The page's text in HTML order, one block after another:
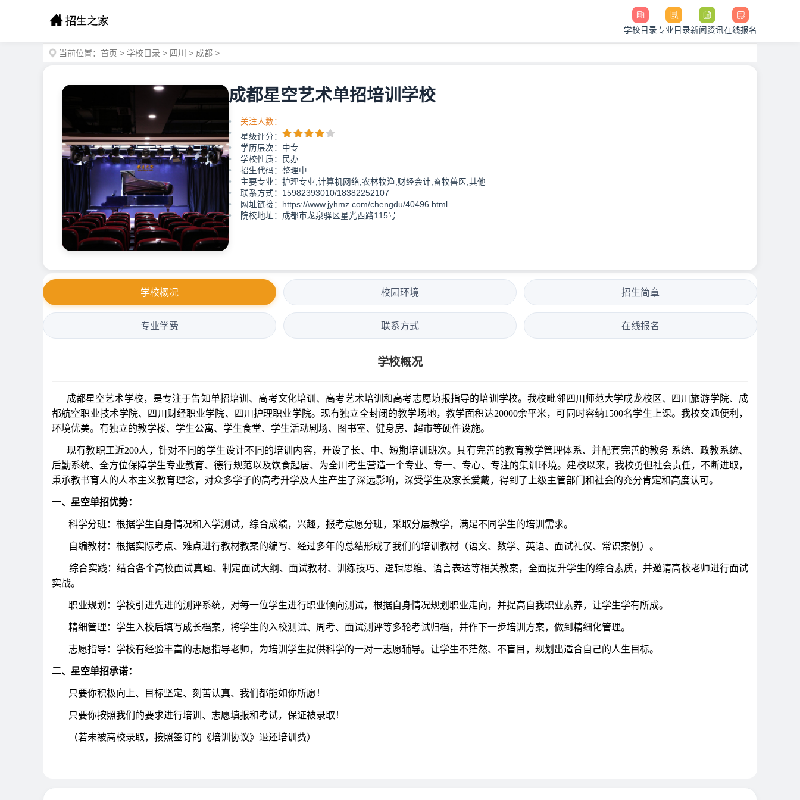
学校目录专业目录新闻资讯在线报名
当前位置： 首页 > 学校目录 > 四川 > 成都 >
成都星空艺术单招培训学校
关注人数：
星级评分：
学历层次：中专
学校性质：民办
招生代码：整理中
主要专业：护理专业,计算机网络,农林牧渔,财经会计,畜牧兽医,其他
联系方式：15982393010/18382252107
网址链接：https://www.jyhmz.com/chengdu/40496.html
院校地址：成都市龙泉驿区星光西路115号
学校概况 校园环境 招生简章
专业学费 联系方式 在线报名
学校概况
成都星空艺术学校，是专注于告知单招培训、高考文化培训、高考艺术培训和高考志愿填报指导的培训学校。我校毗邻四川师范大学成龙校区、四川旅游学院、成
都航空职业技术学院、四川财经职业学院、四川护理职业学院。现有独立全封闭的教学场地，教学面积达20000余平米，可同时容纳1500名学生上课。我校交通便利，
环境优美。有独立的教学楼、学生公寓、学生食堂、学生活动剧场、图书室、健身房、超市等硬件设施。
现有教职工近200人，针对不同的学生设计不同的培训内容，开设了长、中、短期培训班次。具有完善的教育教学管理体系、并配套完善的教务 系统、政教系统、
后勤系统、全方位保障学生专业教育、德行规范以及饮食起居、为全川考生营造一个专业、专一、专心、专注的集训环境。建校以来，我校勇但社会责任，不断进取，
秉承教书育人的人本主义教育理念，对众多学子的高考升学及人生产生了深远影响，深受学生及家长爱戴，得到了上级主管部门和社会的充分肯定和高度认可。
一、星空单招优势：
科学分班：根据学生自身情况和入学测试，综合成绩，兴趣，报考意愿分班，采取分层教学，满足不同学生的培训需求。
自编教材：根据实际考点、难点进行教材教案的编写、经过多年的总结形成了我们的培训教材（语文、数学、英语、面试礼仪、常识案例）。
综合实践：结合各个高校面试真题、制定面试大纲、面试教材、训练技巧、逻辑思维、语言表达等相关教案，全面提升学生的综合素质，并邀请高校老师进行面试
实战。
职业规划：学校引进先进的测评系统，对每一位学生进行职业倾向测试，根据自身情况规划职业走向，并提高自我职业素养，让学生学有所成。
精细管理：学生入校后填写成长档案，将学生的入校测试、周考、面试测评等多轮考试归档，并作下一步培训方案，做到精细化管理。
志愿指导：学校有经验丰富的志愿指导老师，为培训学生提供科学的一对一志愿辅导。让学生不茫然、不盲目，规划出适合自己的人生目标。
二、星空单招承诺：
只要你积极向上、目标坚定、刻苦认真、我们都能如你所愿！
只要你按照我们的要求进行培训、志愿填报和考试，保证被录取！
（若未被高校录取，按照签订的《培训协议》退还培训费）